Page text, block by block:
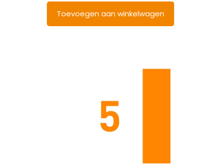
Toevoegen aan winkelwagen